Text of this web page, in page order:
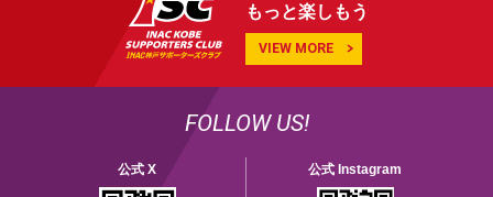
もっと楽しもう
VIEW MORE
FOLLOW US!
公式 X 公式 Instagram